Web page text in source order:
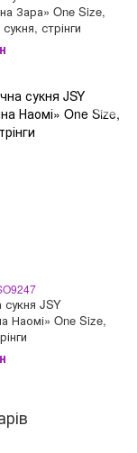
Зара» One Size,
стрінги
сукня JSY
Наомі» One Size,